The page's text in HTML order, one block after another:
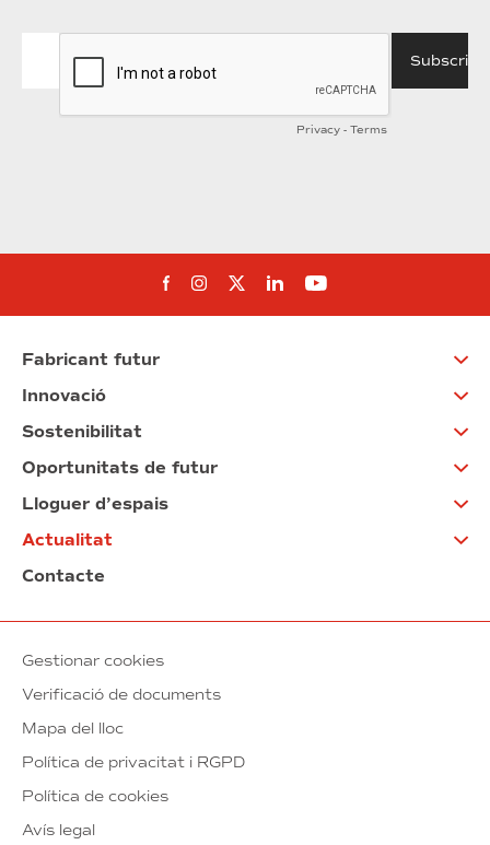
Segueix-nos al Facebook
Segueix-nos a Instagram
Segueix-nos a Twitter
Segueix-nos a
Segueix-nos a
Fabricant futur
Innovació
Sostenibilitat
Oportunitats de futur
Lloguer d’espais
Actualitat
Contacte
Gestionar cookies
Verificació de documents
Mapa del lloc
Política de privacitat i RGPD
Política de cookies
Avís legal